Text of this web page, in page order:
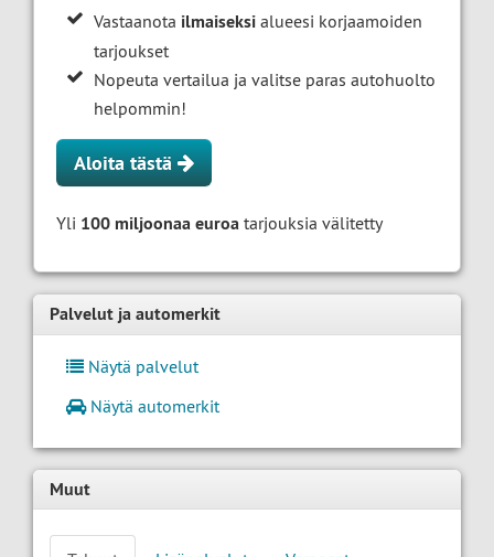
Vastaanota ilmaiseksi alueesi korjaamoiden
tarjoukset
Nopeuta vertailua ja valitse paras autohuolto
helpommin!
Aloita tästä
Yli 100 miljoonaa euroa tarjouksia välitetty
Palvelut ja automerkit
Näytä palvelut
Näytä automerkit
Muut